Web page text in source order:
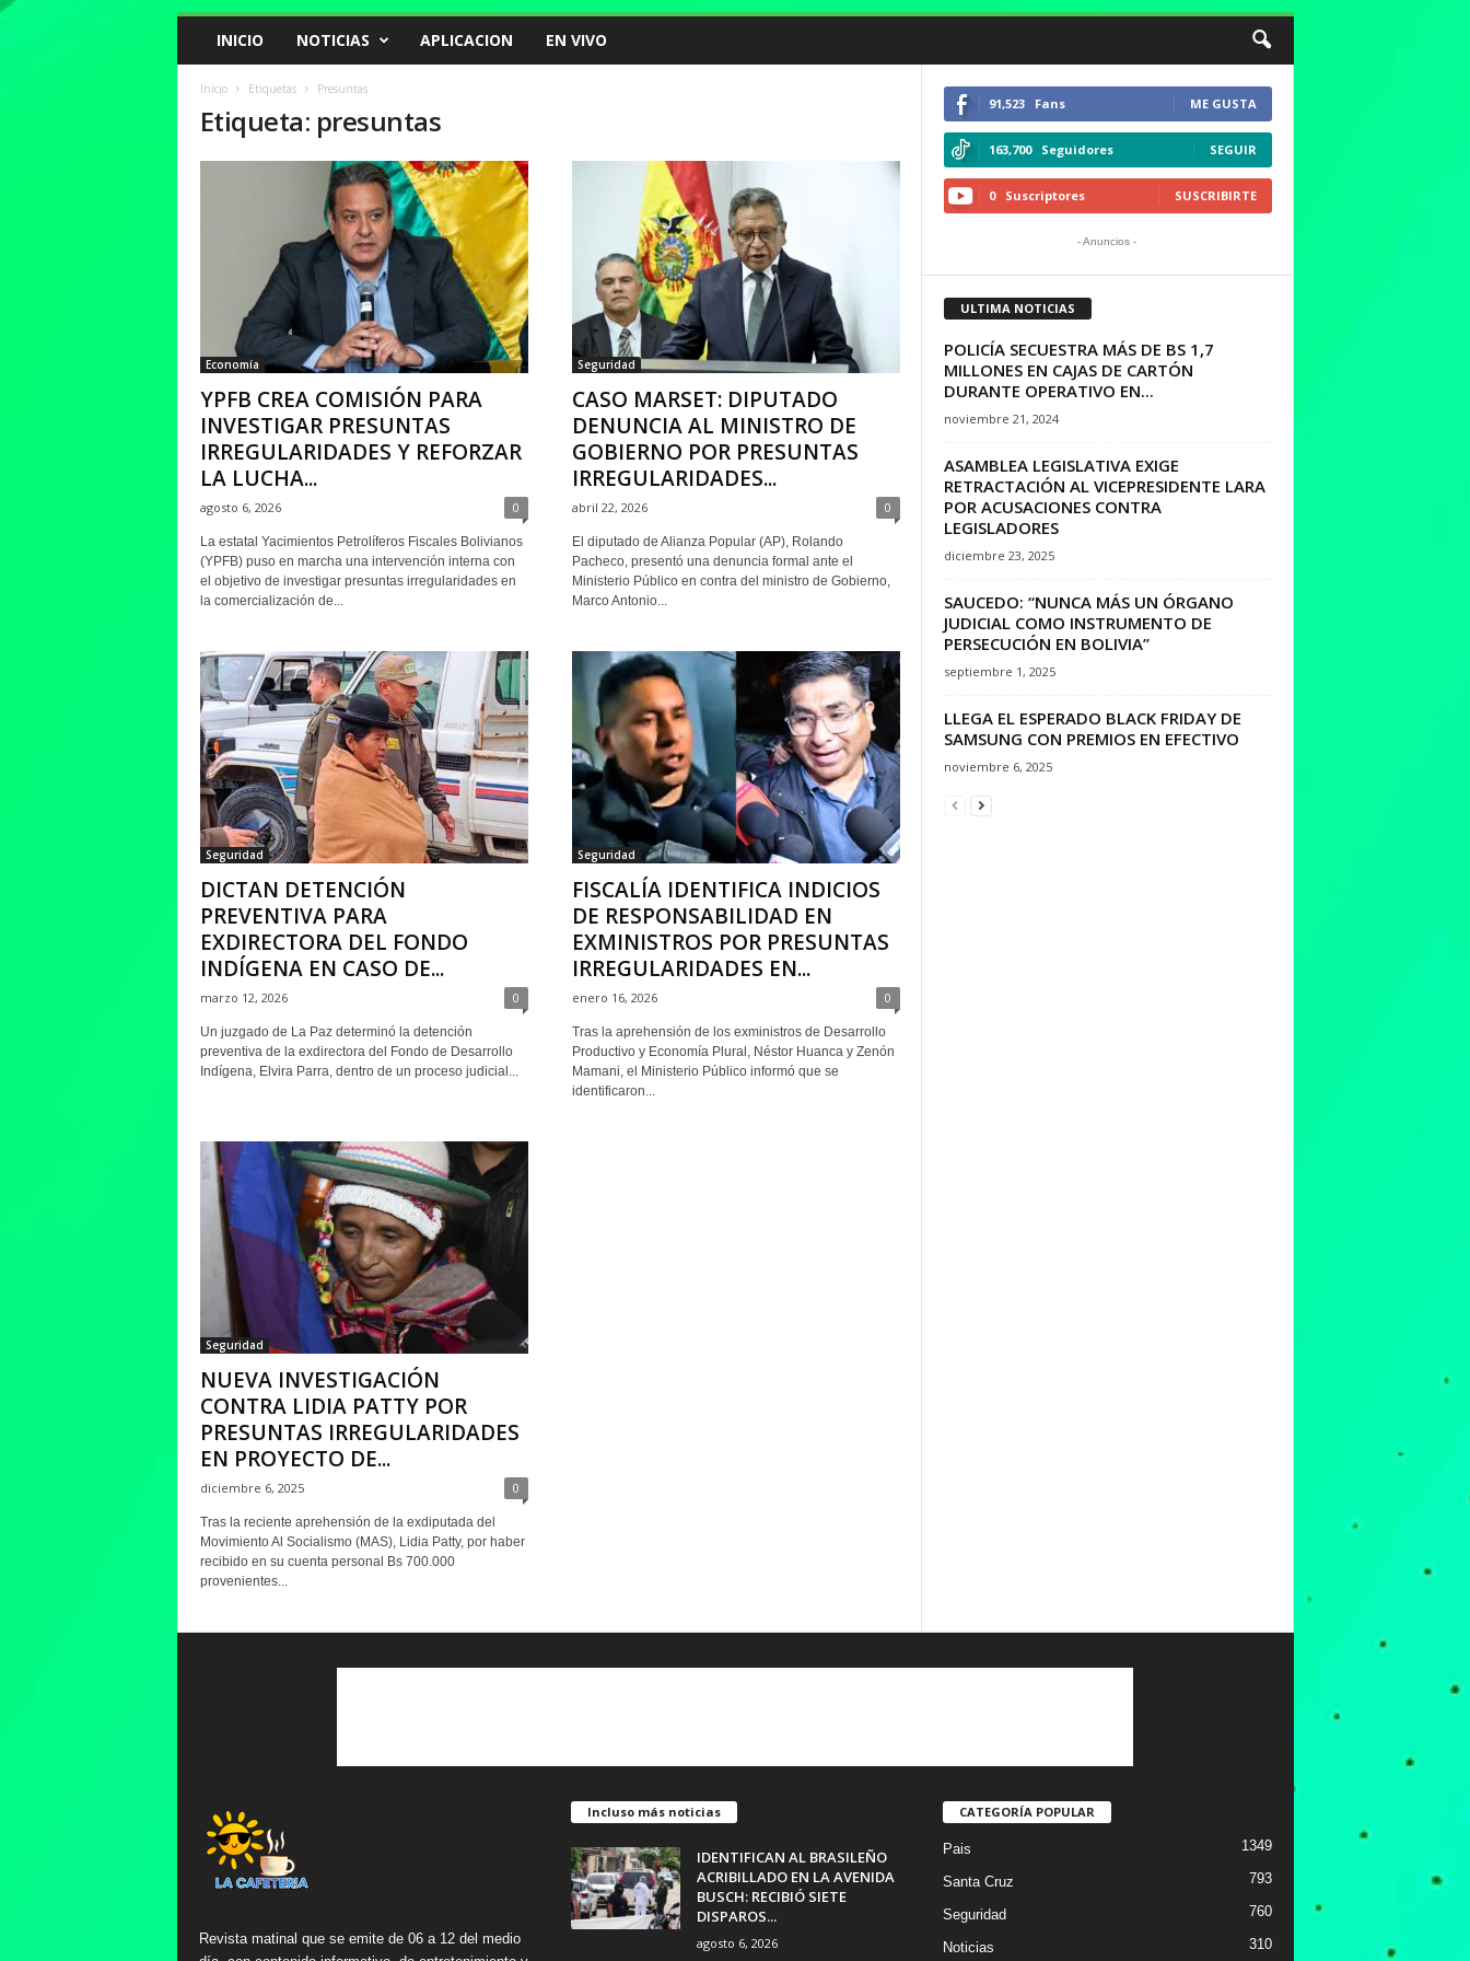
INICIO NOTICIAS APLICACION EN VIVO
Inicio Etiquetas Presuntas
Etiqueta: presuntas
Economía
YPFB CREA COMISIÓN PARA
INVESTIGAR PRESUNTAS
IRREGULARIDADES Y REFORZAR
LA LUCHA...
agosto 6, 2026 0
La estatal Yacimientos Petrolíferos Fiscales Bolivianos
(YPFB) puso en marcha una intervención interna con
el objetivo de investigar presuntas irregularidades en
la comercialización de...
Seguridad
CASO MARSET: DIPUTADO
DENUNCIA AL MINISTRO DE
GOBIERNO POR PRESUNTAS
IRREGULARIDADES...
abril 22, 2026 0
El diputado de Alianza Popular (AP), Rolando
Pacheco, presentó una denuncia formal ante el
Ministerio Público en contra del ministro de Gobierno,
Marco Antonio...
Seguridad
DICTAN DETENCIÓN
PREVENTIVA PARA
EXDIRECTORA DEL FONDO
INDÍGENA EN CASO DE...
marzo 12, 2026 0
Un juzgado de La Paz determinó la detención
preventiva de la exdirectora del Fondo de Desarrollo
Indígena, Elvira Parra, dentro de un proceso judicial...
Seguridad
FISCALÍA IDENTIFICA INDICIOS
DE RESPONSABILIDAD EN
EXMINISTROS POR PRESUNTAS
IRREGULARIDADES EN...
enero 16, 2026 0
Tras la aprehensión de los exministros de Desarrollo
Productivo y Economía Plural, Néstor Huanca y Zenón
Mamani, el Ministerio Público informó que se
identificaron...
Seguridad
NUEVA INVESTIGACIÓN
CONTRA LIDIA PATTY POR
PRESUNTAS IRREGULARIDADES
EN PROYECTO DE...
diciembre 6, 2025 0
Tras la reciente aprehensión de la exdiputada del
Movimiento Al Socialismo (MAS), Lidia Patty, por haber
recibido en su cuenta personal Bs 700.000
provenientes...
91,523 Fans ME GUSTA
163,700 Seguidores SEGUIR
0 Suscriptores SUSCRIBIRTE
- Anuncios -
ULTIMA NOTICIAS
POLICÍA SECUESTRA MÁS DE BS 1,7
MILLONES EN CAJAS DE CARTÓN
DURANTE OPERATIVO EN...
noviembre 21, 2024
ASAMBLEA LEGISLATIVA EXIGE
RETRACTACIÓN AL VICEPRESIDENTE LARA
POR ACUSACIONES CONTRA
LEGISLADORES
diciembre 23, 2025
SAUCEDO: “NUNCA MÁS UN ÓRGANO
JUDICIAL COMO INSTRUMENTO DE
PERSECUCIÓN EN BOLIVIA”
septiembre 1, 2025
LLEGA EL ESPERADO BLACK FRIDAY DE
SAMSUNG CON PREMIOS EN EFECTIVO
noviembre 6, 2025
Revista matinal que se emite de 06 a 12 del medio
Incluso más noticias
IDENTIFICAN AL BRASILEÑO
ACRIBILLADO EN LA AVENIDA
BUSCH: RECIBIÓ SIETE
DISPAROS...
agosto 6, 2026
CATEGORÍA POPULAR
Pais 1349
Santa Cruz 793
Seguridad 760
Noticias 310